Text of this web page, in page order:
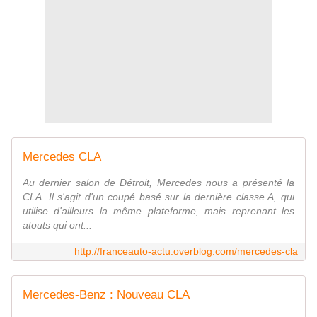
Mercedes CLA
Au dernier salon de Détroit, Mercedes nous a présenté la
CLA. Il s'agit d'un coupé basé sur la dernière classe A, qui
utilise d'ailleurs la même plateforme, mais reprenant les
atouts qui ont...
http://franceauto-actu.overblog.com/mercedes-cla
Mercedes-Benz : Nouveau CLA